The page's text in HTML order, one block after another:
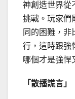
神創造世界從
挑戰。玩家們
同的困難，非
行，這時跟強
哪個才是強悍
「散播謊言」